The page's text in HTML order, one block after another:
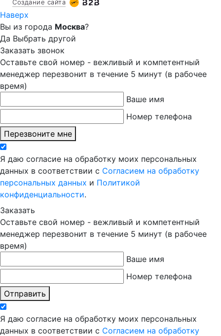
Создание сайта
Наверх
Вы из города Москва?
Да Выбрать другой
Заказать звонок
Оставьте свой номер - вежливый и компетентный
менеджер перезвонит в течение 5 минут (в рабочее
время)
Ваше имя
Номер телефона
Перезвоните мне
Я даю согласие на обработку моих персональных
данных в соответствии с Согласием на обработку
персональных данных и Политикой
конфиденциальности.
Заказать
Оставьте свой номер - вежливый и компетентный
менеджер перезвонит в течение 5 минут (в рабочее
время)
Ваше имя
Номер телефона
Отправить
Я даю согласие на обработку моих персональных
данных в соответствии с Согласием на обработку